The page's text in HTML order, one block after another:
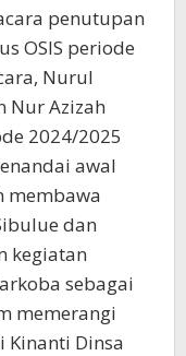
penutupan
OSIS periode
Nurul
Nur Azizah
2024/2025
awal
membawa
dan
kegiatan
sebagai
memerangi
Kinanti Dinsa